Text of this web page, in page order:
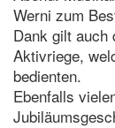
Werni zum
Dank gilt auch
Aktivriege,
bedienten.
Ebenfalls